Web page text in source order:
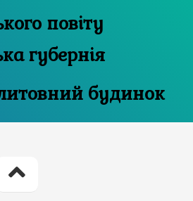
повіту
губернія
будинок